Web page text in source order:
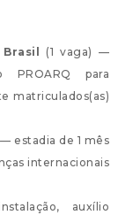
(1 vaga) —
para
matriculados(as)
estadia de 1 mês
internacionais
auxílio